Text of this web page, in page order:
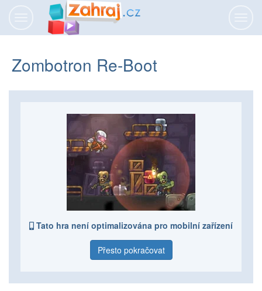
Zombotron Re-Boot
Tato hra není optimalizována pro mobilní zařízení
Přesto pokračovat